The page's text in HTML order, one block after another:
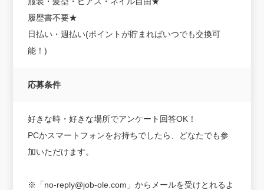
履歴書不要★
日払い・週払い(ポイントが貯まればいつでも交換可
能！)
応募条件
好きな時・好きな場所でアンケート回答OK！
PCかスマートフォンをお持ちでしたら、どなたでも参
加いただけます。
※「no-reply@job-ole.com」からメールを受けとれるよ